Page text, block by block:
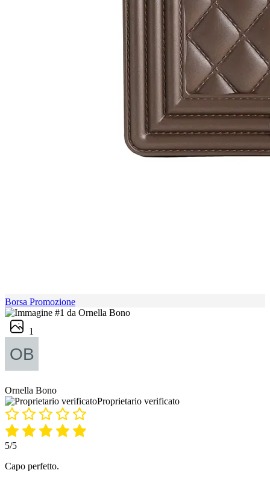
Borsa Promozione
1
Ornella Bono
Proprietario verificato
5/5
Capo perfetto.